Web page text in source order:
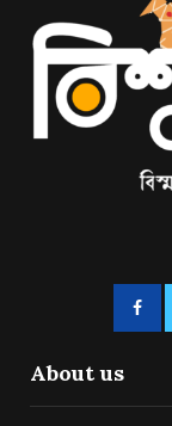
About us